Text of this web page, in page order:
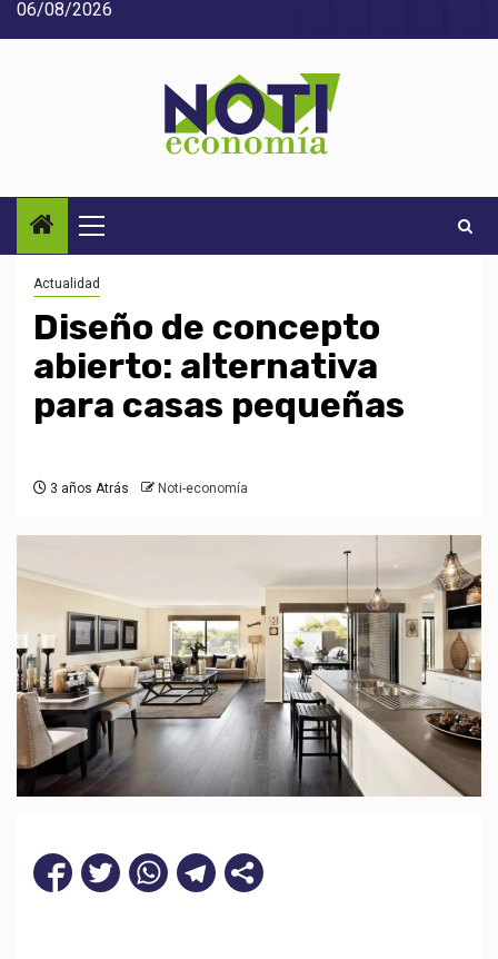
Saltar
al
06/08/2026
Noti-
economía
Menú
principal
Actualidad
Diseño de concepto
abierto: alternativa
para casas pequeñas
3 años Atrás Noti-economía